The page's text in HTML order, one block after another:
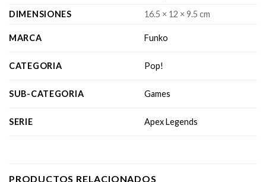
DIMENSIONES
16.5 × 12 × 9.5 cm
MARCA Funko
CATEGORIA Pop!
SUB-CATEGORIA Games
SERIE Apex Legends
PRODUCTOS RELACIONADOS